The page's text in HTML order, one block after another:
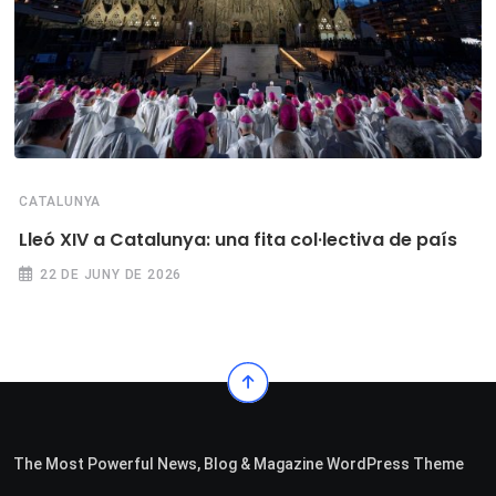
CATALUNYA
Lleó XIV a Catalunya: una fita col·lectiva de país
22 DE JUNY DE 2026
The Most Powerful News, Blog & Magazine WordPress Theme